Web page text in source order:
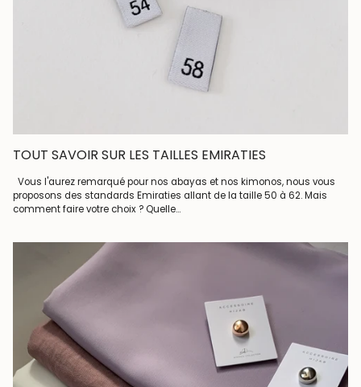
TOUT SAVOIR SUR LES TAILLES EMIRATIES
Vous l'aurez remarqué pour nos abayas et nos kimonos, nous vous
proposons des standards Emiraties allant de la taille 50 à 62. Mais
comment faire votre choix ? Quelle...